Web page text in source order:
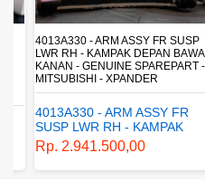
4013A330 - ARM ASSY FR SUSP
LWR RH - KAMPAK DEPAN BAWAH
KANAN - GENUINE SPAREPART -
MITSUBISHI - XPANDER
4013A330 - ARM ASSY FR
SUSP LWR RH - KAMPAK
DEPAN BAWAH KANAN -
GENUINE SPAREPART -
MITSUBISHI - XPANDER
Rp. 2.941.500,00